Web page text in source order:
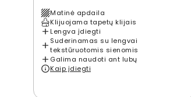
Matinė apdaila
Klijuojama tapetų klijais
Lengva įdiegti
Suderinamas su lengvai
tekstūruotomis sienomis
Galima naudoti ant lubų
Kaip įdiegti